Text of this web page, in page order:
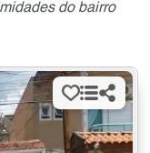
do bairro